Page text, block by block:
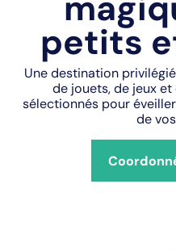
petits
Une destination
de jouets, de jeux
sélectionnés pour
de